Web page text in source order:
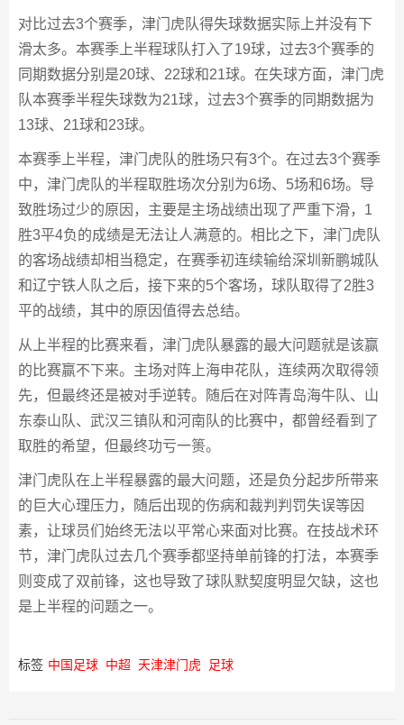
对比过去3个赛季，津门虎队得失球数据实际上并没有下
滑太多。本赛季上半程球队打入了19球，过去3个赛季的
同期数据分别是20球、22球和21球。在失球方面，津门虎
队本赛季半程失球数为21球，过去3个赛季的同期数据为
13球、21球和23球。
本赛季上半程，津门虎队的胜场只有3个。在过去3个赛季
中，津门虎队的半程取胜场次分别为6场、5场和6场。导
致胜场过少的原因，主要是主场战绩出现了严重下滑，1
胜3平4负的成绩是无法让人满意的。相比之下，津门虎队
的客场战绩却相当稳定，在赛季初连续输给深圳新鹏城队
和辽宁铁人队之后，接下来的5个客场，球队取得了2胜3
平的战绩，其中的原因值得去总结。
从上半程的比赛来看，津门虎队暴露的最大问题就是该赢
的比赛赢不下来。主场对阵上海申花队，连续两次取得领
先，但最终还是被对手逆转。随后在对阵青岛海牛队、山
东泰山队、武汉三镇队和河南队的比赛中，都曾经看到了
取胜的希望，但最终功亏一篑。
津门虎队在上半程暴露的最大问题，还是负分起步所带来
的巨大心理压力，随后出现的伤病和裁判判罚失误等因
素，让球员们始终无法以平常心来面对比赛。在技战术环
节，津门虎队过去几个赛季都坚持单前锋的打法，本赛季
则变成了双前锋，这也导致了球队默契度明显欠缺，这也
是上半程的问题之一。
标签 中国足球 中超 天津津门虎 足球